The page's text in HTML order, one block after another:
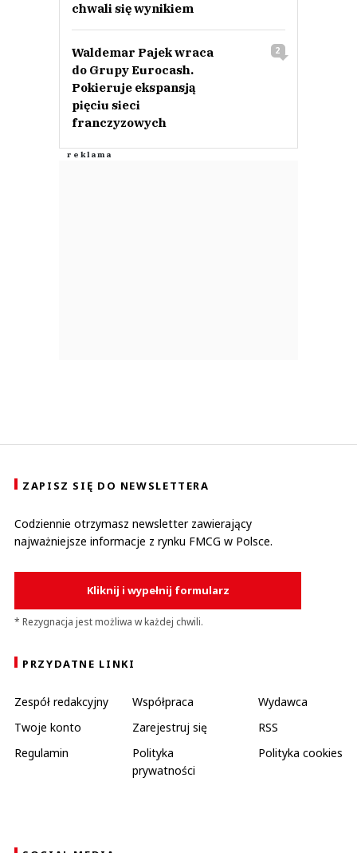
chwali się wynikiem
Waldemar Pajek wraca
do Grupy Eurocash.
Pokieruje ekspansją
pięciu sieci
franczyzowych
2
ZAPISZ SIĘ DO NEWSLETTERA
Codziennie otrzymasz newsletter zawierający
najważniejsze informacje z rynku FMCG w Polsce.
Kliknij i wypełnij formularz
* Rezygnacja jest możliwa w każdej chwili.
PRZYDATNE LINKI
Zespół redakcyjny Współpraca
Wydawca
Twoje konto
Zarejestruj się
RSS
Regulamin
Polityka
prywatności
Polityka cookies